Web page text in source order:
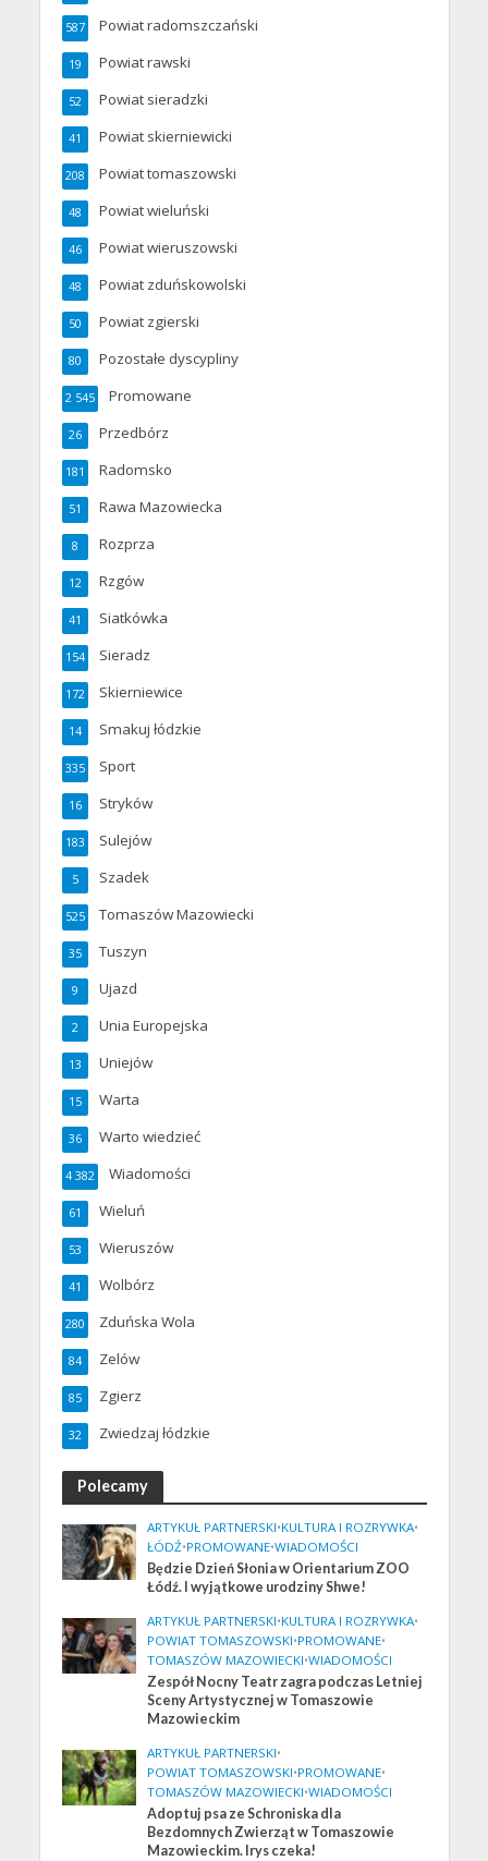
Powiat radomszczański
587
Powiat rawski
19
Powiat sieradzki
52
Powiat skierniewicki
41
Powiat tomaszowski
208
Powiat wieluński
48
Powiat wieruszowski
46
Powiat zduńskowolski
48
Powiat zgierski
50
Pozostałe dyscypliny
80
Promowane
2 545
Przedbórz
26
Radomsko
181
Rawa Mazowiecka
51
Rozprza
8
Rzgów
12
Siatkówka
41
Sieradz
154
Skierniewice
172
Smakuj łódzkie
14
Sport
335
Stryków
16
Sulejów
183
Szadek
5
Tomaszów Mazowiecki
525
Tuszyn
35
Ujazd
9
Unia Europejska
2
Uniejów
13
Warta
15
Warto wiedzieć
36
Wiadomości
4 382
Wieluń
61
Wieruszów
53
Wolbórz
41
Zduńska Wola
280
Zelów
84
Zgierz
85
Zwiedzaj łódzkie
32
Polecamy
ARTYKUŁ PARTNERSKI•KULTURA I ROZRYWKA•
ŁÓDŹ•PROMOWANE•WIADOMOŚCI
Będzie Dzień Słonia w Orientarium ZOO
Łódź. I wyjątkowe urodziny Shwe!
ARTYKUŁ PARTNERSKI•KULTURA I ROZRYWKA•
POWIAT TOMASZOWSKI•PROMOWANE•
TOMASZÓW MAZOWIECKI•WIADOMOŚCI
Zespół Nocny Teatr zagra podczas Letniej
Sceny Artystycznej w Tomaszowie
Mazowieckim
ARTYKUŁ PARTNERSKI•
POWIAT TOMASZOWSKI•PROMOWANE•
TOMASZÓW MAZOWIECKI•WIADOMOŚCI
Adoptuj psa ze Schroniska dla
Bezdomnych Zwierząt w Tomaszowie
Mazowieckim. Irys czeka!